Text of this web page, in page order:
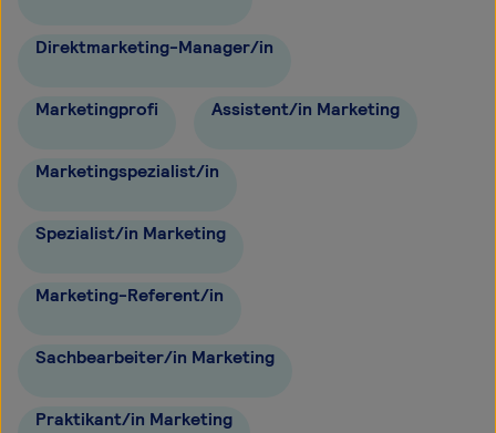
Direktmarketing-Manager/in
Marketingprofi Assistent/in Marketing
Marketingspezialist/in
Spezialist/in Marketing
Marketing-Referent/in
Sachbearbeiter/in Marketing
Praktikant/in Marketing